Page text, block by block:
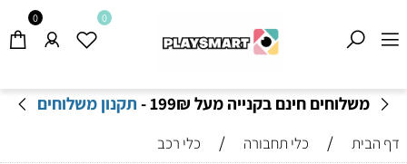
משלוחים חינם בקנייה מעל 199 ₪
- תקנון משלוחים
0 0
דף הבית / כלי תחבורה / כלי רכב